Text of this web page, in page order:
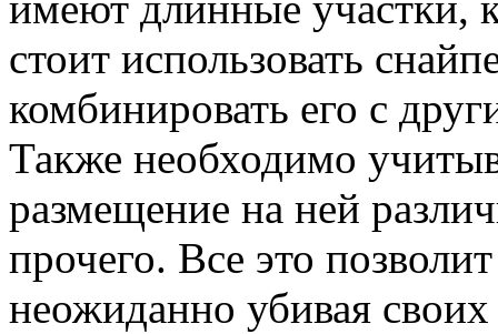
стоит использовать
комбинировать его с
Также необходимо
размещение на ней
прочего. Все это
неожиданно убивая